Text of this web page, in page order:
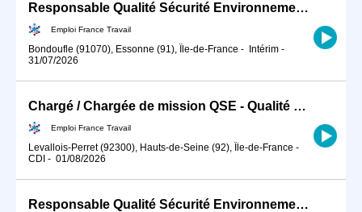
Responsable Qualité Sécurité Environnement -QSE- en industrie (H/F)
Emploi France Travail
Bondoufle (91070), Essonne (91), Île-de-France - Intérim -
31/07/2026
Chargé / Chargée de mission QSE - Qualité Sécurité Environnement (H/F)
Emploi France Travail
Levallois-Perret (92300), Hauts-de-Seine (92), Île-de-France -
CDI - 01/08/2026
Responsable Qualité Sécurité Environnement -QSE- en industrie (H/F)